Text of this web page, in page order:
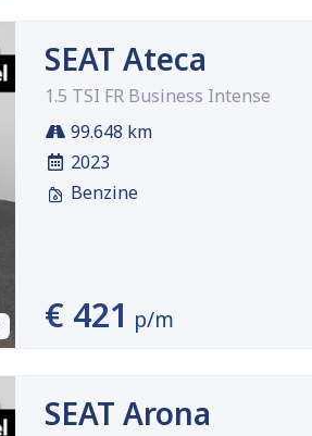
SEAT Ateca
1.5 TSI FR Business Intense
99.648 km
2023
Benzine
€ 421 p/m
SEAT Arona